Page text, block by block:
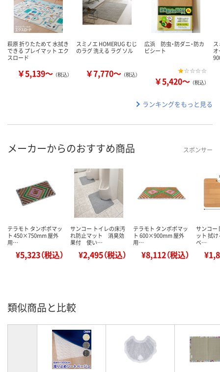
萩原 折りたためて 水拭き
できる プレイマット エク
スロード
￥5,139～ （税込）
スミノエ HOMERUG むじ
のラグ 洗える ラグ ソル
￥7,770～ （税込）
広浜 防虫・防ダニ・防カ
ビシート
￥5,420～ （税込）
ランキングをもっと見る
メーカーからのおすすめ商品 スポンサー
テラモト タンポポマッ
ト 450×750mm 屋外
用…
¥5,323（税込）
サンコー トイレの床汚
れ防止マット 消臭効
果付 使い…
¥2,495（税込）
テラモト タンポポマッ
ト 600×900mm 屋外
用…
¥8,112（税込）
サンコー
ット 拭
ベ…
類似商品と比較